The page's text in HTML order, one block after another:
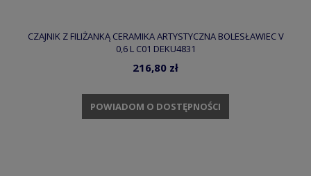
CZAJNIK Z FILIŻANKĄ CERAMIKA ARTYSTYCZNA BOLESŁAWIEC V
0,6 L C01 DEKU4831
216,80 zł
POWIADOM O DOSTĘPNOŚCI